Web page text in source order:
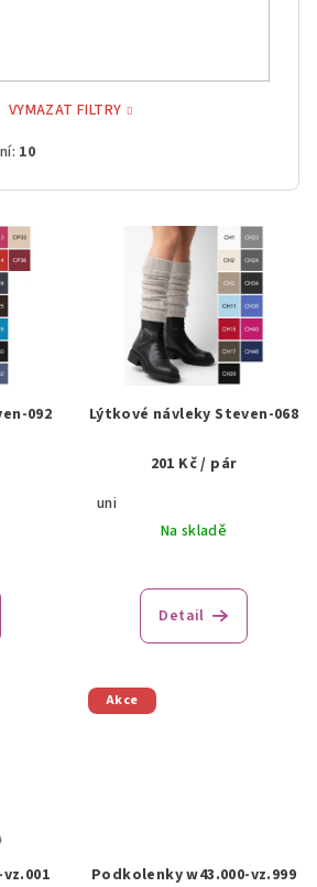
VYMAZAT FILTRY
10
092 Lýtkové návleky Steven-068
201 Kč/ pár
uni
Na skladě
Detail
Akce
Podkolenky w43.000-vz.999